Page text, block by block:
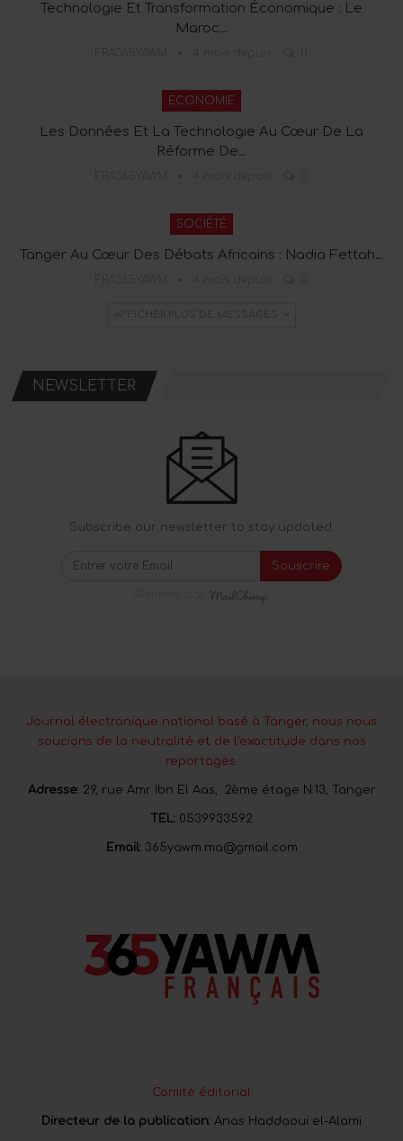
Technologie Et Transformation Économique : Le
Maroc…
ECONOMIE
Les Données Et La Technologie Au Cœur De La
Réforme De…
SOCIÉTÉ
Tanger Au Cœur Des Débats Africains : Nadia Fettah…
AFFICHER PLUS DE MESSAGES
NEWSLETTER
Subscribe our newsletter to stay updated.
Souscrire
Journal électronique national basé à Tanger, nous nous
soucions de la neutralité et de l’exactitude dans nos
reportages.
Adresse: 29, rue Amr Ibn El Aas, 2ème étage N:13, Tanger
TEL: 0539933592
Email: 365yawm.ma@gmail.com
Comité éditorial
Directeur de la publication: Anas Haddaoui el-Alami